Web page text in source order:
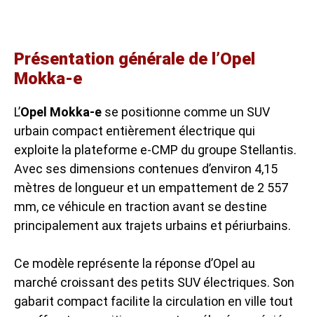
Présentation générale de l’Opel
Mokka-e
L’Opel Mokka-e se positionne comme un SUV
urbain compact entièrement électrique qui
exploite la plateforme e-CMP du groupe Stellantis.
Avec ses dimensions contenues d’environ 4,15
mètres de longueur et un empattement de 2 557
mm, ce véhicule en traction avant se destine
principalement aux trajets urbains et périurbains.
Ce modèle représente la réponse d’Opel au
marché croissant des petits SUV électriques. Son
gabarit compact facilite la circulation en ville tout